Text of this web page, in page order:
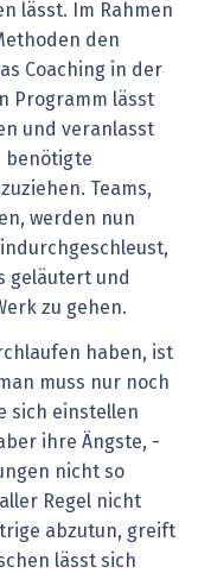
lässt. Im Rahmen
den
Coaching in der
Programm lässt
und veranlasst
benötigte
Teams,
werden nun
geläutert und
zu gehen.
haben, ist
muss nur noch
sich einstellen
ihre Ängste,
nicht so
Regel nicht
abzutun, greift
lässt sich